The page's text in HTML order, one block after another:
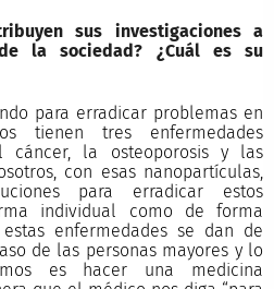
sus investigaciones a
la sociedad? ¿Cuál es su
para erradicar problemas en
tienen tres enfermedades
cáncer, la osteoporosis y las
con esas nanopartículas,
para erradicar estos
individual como de forma
enfermedades se dan de
de las personas mayores y lo
es hacer una medicina